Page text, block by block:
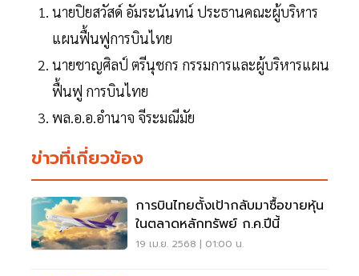
นายปิยสวัสด์ อัมระนันทน์ ประธานคณะผู้บริหาร
แผนฟื้นฟูการบินไทย
นายชาญศิลป์ ตรีนุชกร กรรมการและผู้บริหารแผน
ฟื้นฟู การบินไทย
พล.อ.อ.อำนาจ จีระมณีมัย
ข่าวที่เกี่ยวข้อง
การบินไทยตั้งเป้ากลับมาซื้อขายหุ้น
ในตลาดหลักทรัพย์ ก.ค.ปีนี้
19 เม.ย. 2568 | 01:00 น.